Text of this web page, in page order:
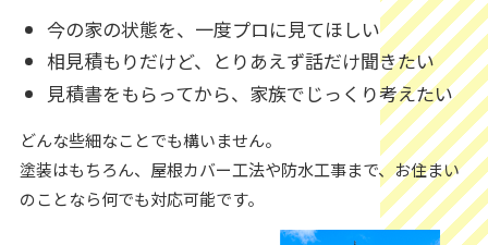
今の家の状態を、一度プロに見てほしい
相見積もりだけど、とりあえず話だけ聞きたい
見積書をもらってから、家族でじっくり考えたい
どんな些細なことでも構いません。
塗装はもちろん、屋根カバー工法や防水工事まで、お住まい
のことなら何でも対応可能です。